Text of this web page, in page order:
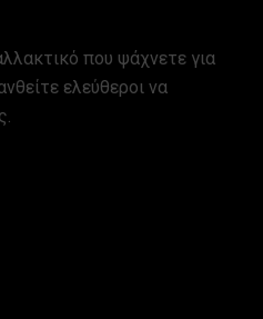
που ψάχνετε για
ελεύθεροι να